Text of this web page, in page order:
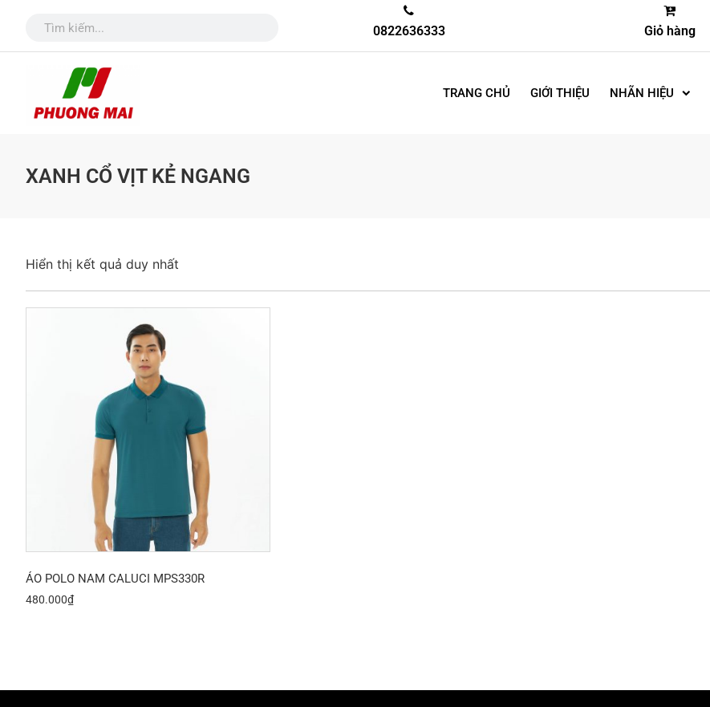
0822636333 Giỏ hàng
TRANG CHỦ GIỚI THIỆU NHÃN HIỆU
XANH CỔ VỊT KẺ NGANG
Hiển thị kết quả duy nhất
ÁO POLO NAM CALUCI MPS330R
480.000₫